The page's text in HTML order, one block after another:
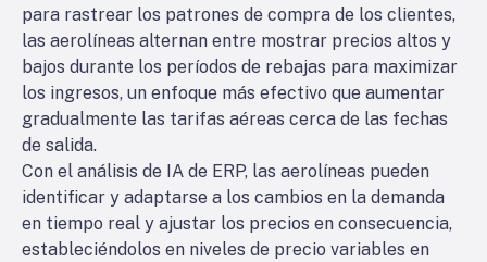
para rastrear los patrones de compra de los clientes,
las aerolíneas alternan entre mostrar precios altos y
bajos durante los períodos de rebajas para maximizar
los ingresos, un enfoque más efectivo que aumentar
gradualmente las tarifas aéreas cerca de las fechas
de salida.
Con el análisis de IA de ERP, las aerolíneas pueden
identificar y adaptarse a los cambios en la demanda
en tiempo real y ajustar los precios en consecuencia,
estableciéndolos en niveles de precio variables en